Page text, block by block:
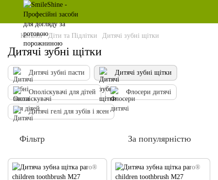
Каталог Діти та Підлітки Дитячі зубні щітки
Дитячі зубні щітки
Дитячі зубні пасти Дитячі зубні щітки
Ополіскувачі для дітей Флосери дитячі
Дитячі гелі для зубів і ясен
Фільтр За популярністю